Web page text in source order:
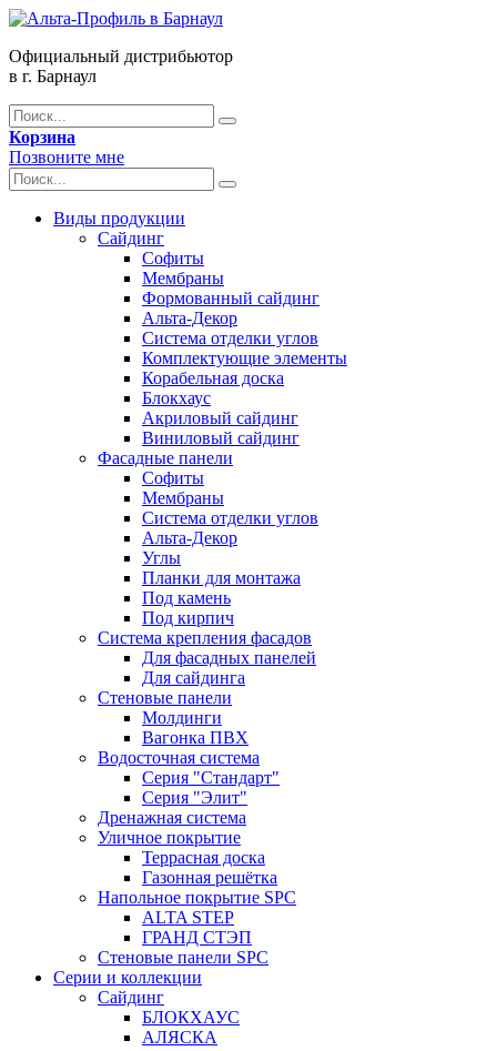
Официальный дистрибьютор
в г. Барнаул
Корзина
Позвоните мне
Виды продукции
Сайдинг
Софиты
Мембраны
Формованный сайдинг
Альта-Декор
Система отделки углов
Комплектующие элементы
Корабельная доска
Блокхаус
Акриловый сайдинг
Виниловый сайдинг
Фасадные панели
Софиты
Мембраны
Система отделки углов
Альта-Декор
Углы
Планки для монтажа
Под камень
Под кирпич
Система крепления фасадов
Для фасадных панелей
Для сайдинга
Стеновые панели
Молдинги
Вагонка ПВХ
Водосточная система
Серия "Стандарт"
Серия "Элит"
Дренажная система
Уличное покрытие
Террасная доска
Газонная решётка
Напольное покрытие SPC
ALTA STEP
ГРАНД СТЭП
Стеновые панели SPC
Серии и коллекции
Сайдинг
БЛОКХАУС
АЛЯСКА